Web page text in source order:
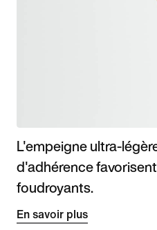
L'empeigne ultra-
d'adhérence
foudroyants.
En savoir plus